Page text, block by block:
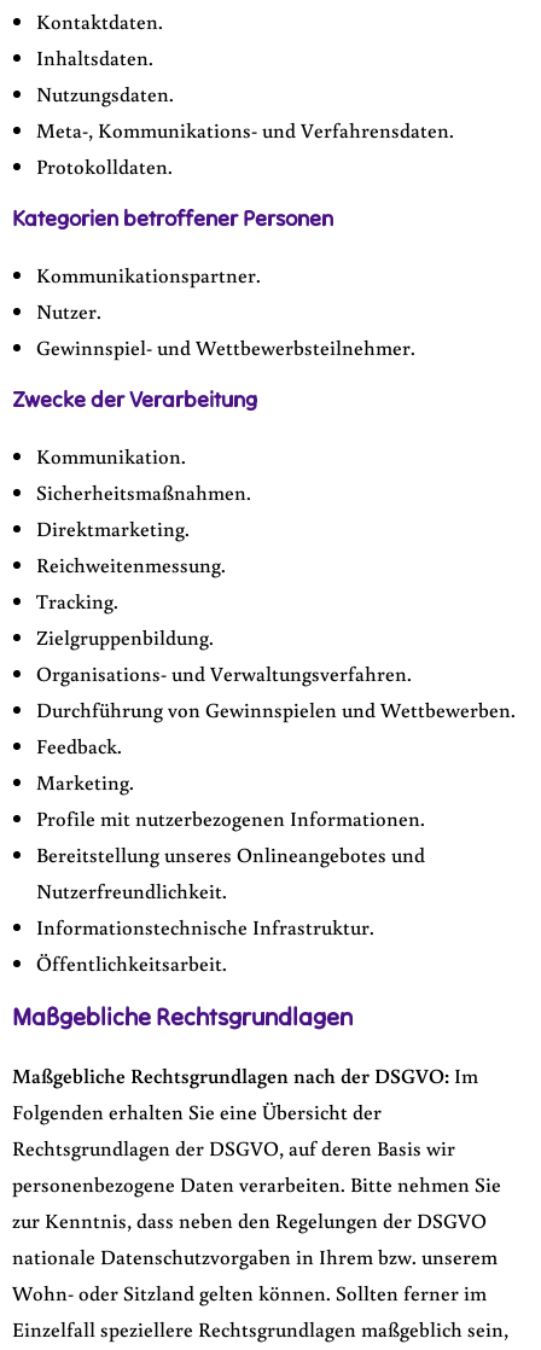
Kontaktdaten.
Inhaltsdaten.
Nutzungsdaten.
Meta-, Kommunikations- und Verfahrensdaten.
Protokolldaten.
Kategorien betroffener Personen
Kommunikationspartner.
Nutzer.
Gewinnspiel- und Wettbewerbsteilnehmer.
Zwecke der Verarbeitung
Kommunikation.
Sicherheitsmaßnahmen.
Direktmarketing.
Reichweitenmessung.
Tracking.
Zielgruppenbildung.
Organisations- und Verwaltungsverfahren.
Durchführung von Gewinnspielen und Wettbewerben.
Feedback.
Marketing.
Profile mit nutzerbezogenen Informationen.
Bereitstellung unseres Onlineangebotes und
Nutzerfreundlichkeit.
Informationstechnische Infrastruktur.
Öffentlichkeitsarbeit.
Maßgebliche Rechtsgrundlagen
Maßgebliche Rechtsgrundlagen nach der DSGVO: Im
Folgenden erhalten Sie eine Übersicht der
Rechtsgrundlagen der DSGVO, auf deren Basis wir
personenbezogene Daten verarbeiten. Bitte nehmen Sie
zur Kenntnis, dass neben den Regelungen der DSGVO
nationale Datenschutzvorgaben in Ihrem bzw. unserem
Wohn- oder Sitzland gelten können. Sollten ferner im
Einzelfall speziellere Rechtsgrundlagen maßgeblich sein,